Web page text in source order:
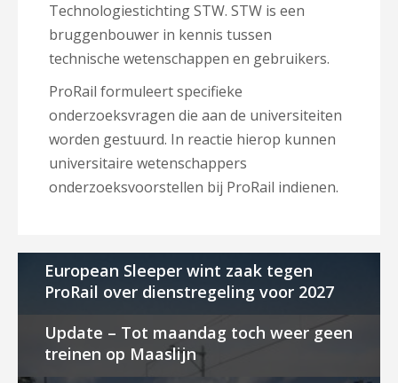
Technologiestichting STW. STW is een
bruggenbouwer in kennis tussen
technische wetenschappen en gebruikers.
ProRail formuleert specifieke
onderzoeksvragen die aan de universiteiten
worden gestuurd. In reactie hierop kunnen
universitaire wetenschappers
onderzoeksvoorstellen bij ProRail indienen.
European Sleeper wint zaak tegen
ProRail over dienstregeling voor 2027
Update – Tot maandag toch weer geen
treinen op Maaslijn